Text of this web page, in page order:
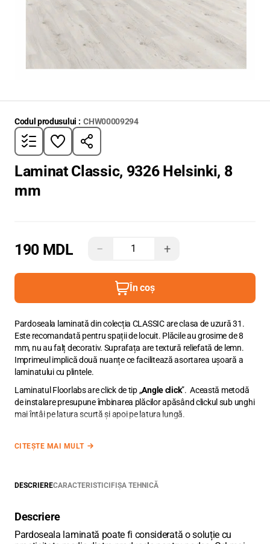
Codul produsului : CHW00009294
Laminat Classic, 9326 Helsinki, 8
mm
190 MDL − +
În coș
Pardoseala laminată din colecția CLASSIC are clasa de uzură 31.
Este recomandată pentru spații de locuit. Plăcile au grosime de 8
mm, nu au falț decorativ. Suprafața are textură reliefată de lemn.
Imprimeul implică două nuanțe ce facilitează asortarea ușoară a
laminatului cu plintele.
Laminatul Floorlabs are click de tip „Angle click”. Această metodă
de instalare presupune îmbinarea plăcilor apăsând clickul sub unghi
mai întâi pe latura scurtă și apoi pe latura lungă.
x19,25 x 0,8 cm cu suprafața de 0,231 m
Unitatea de măsură pentru pardoseli este metrul pătrat.
în coș metrajul necesar, cu zecimale utilizând punct între cifre.
CITEȘTE MAI MULT
DESCRIERECARACTERISTICIFIȘA TEHNICĂ
Descriere
Pardoseala laminată poate fi considerată o soluție cu